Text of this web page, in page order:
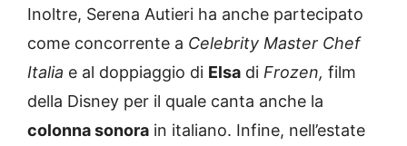
Inoltre, Serena Autieri ha anche partecipato
come concorrente a Celebrity Master Chef
Italia e al doppiaggio di Elsa di Frozen, film
della Disney per il quale canta anche la
colonna sonora in italiano. Infine, nell’estate